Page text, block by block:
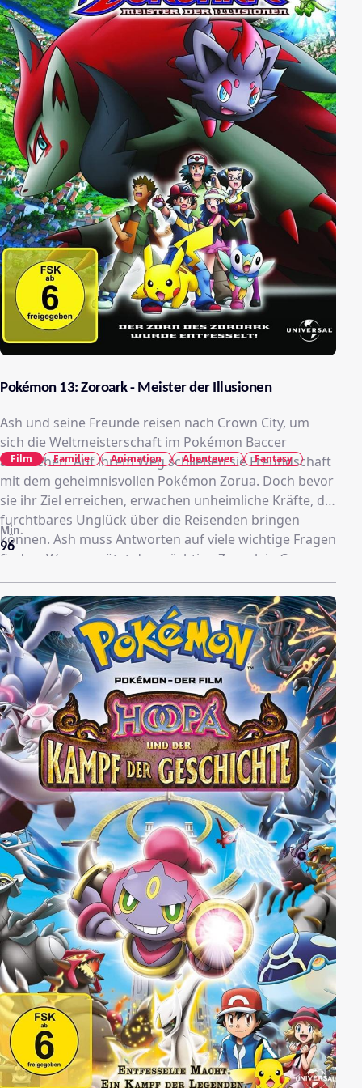
mit der Hilfe von Zytomega wieder zu Ruhm und Glanz
zu verhelfen...
Pokémon 13: Zoroark - Meister der Illusionen
Ash und seine Freunde reisen nach Crown City, um
sich die Weltmeisterschaft im Pokémon Baccer
anzusehen. Auf ihrem Weg schließen sie Freundschaft
mit dem geheimnisvollen Pokémon Zorua. Doch bevor
sie ihr Ziel erreichen, erwachen unheimliche Kräfte, die
furchtbares Unglück über die Reisenden bringen
können. Ash muss Antworten auf viele wichtige Fragen
finden: Warum wütet der mächtige Zoroak in Crown
City, und wieso tauchen dort plötzlich die legendären
Pokémons Raikous, Entei und Suicune auf? Weshalb
kehrt Celebi ausgerechnet jetzt wieder in die Stadt
zurück, die er seit zwanzig Jahre nicht betreten hat?
Und was geschieht, wenn sie alle zur selben Zeit am
selben Ort aufeinander treffen …?
96
Min.
Film Familie Animation Abenteuer Fantasy